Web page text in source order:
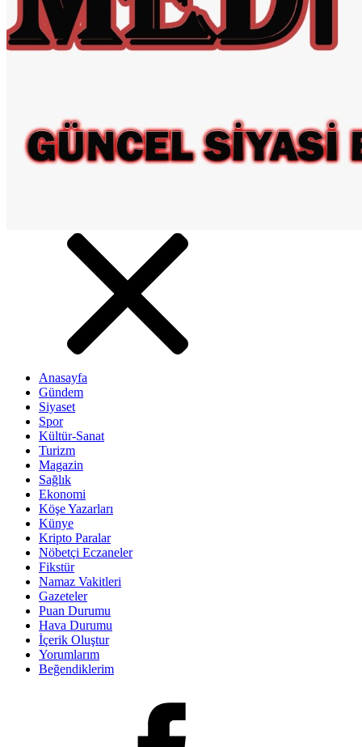
Anasayfa
Gündem
Siyaset
Spor
Kültür-Sanat
Turizm
Magazin
Sağlık
Ekonomi
Köşe Yazarları
Künye
Kripto Paralar
Nöbetçi Eczaneler
Fikstür
Namaz Vakitleri
Gazeteler
Puan Durumu
Hava Durumu
İçerik Oluştur
Yorumlarım
Beğendiklerim